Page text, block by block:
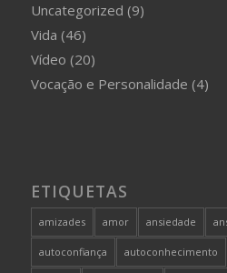
Uncategorized (9)
Vida (46)
Vídeo (20)
Vocação e Personalidade (4)
ETIQUETAS
amizades amor ansiedade
autoconfiança autoconhecimento